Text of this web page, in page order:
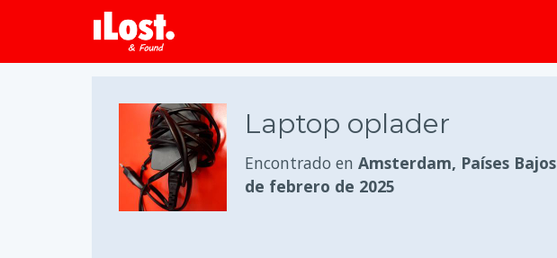
Laptop oplader
Encontrado en Amsterdam, Países Bajos
de febrero de 2025